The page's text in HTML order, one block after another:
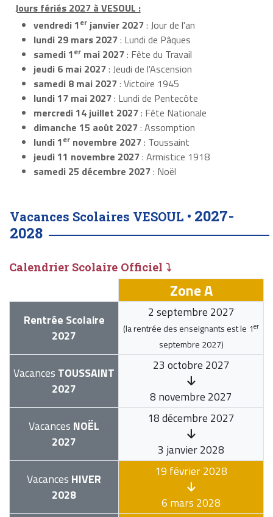
Jours fériés 2027 à VESOUL :
vendredi 1er janvier 2027: Jour de l'an
lundi 29 mars 2027: Lundi de Pâques
samedi 1er mai 2027: Fête du Travail
jeudi 6 mai 2027: Jeudi de l'Ascension
samedi 8 mai 2027: Victoire 1945
lundi 17 mai 2027: Lundi de Pentecôte
mercredi 14 juillet 2027: Fête Nationale
dimanche 15 août 2027: Assomption
lundi 1er novembre 2027: Toussaint
jeudi 11 novembre 2027: Armistice 1918
samedi 25 décembre 2027: Noël
Vacances Scolaires VESOUL • 2027-
2028
Calendrier Scolaire Officiel ⤵
Zone A
Rentrée Scolaire
2027
2 septembre 2027
(la rentrée des enseignants est le 1er
septembre 2027)
Vacances TOUSSAINT
2027
23 octobre 2027
8 novembre 2027
Vacances NOËL
2027
18 décembre 2027
3 janvier 2028
Vacances HIVER
2028
19 février 2028
6 mars 2028